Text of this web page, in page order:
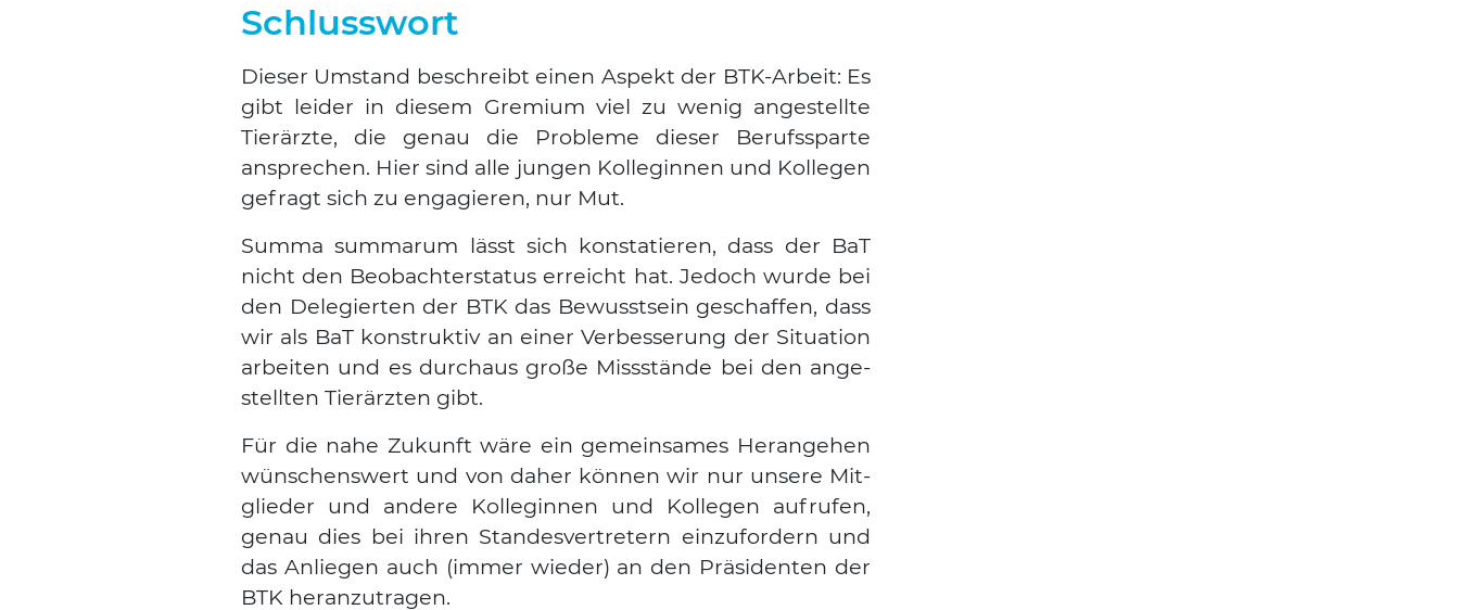
Schlusswort
Die­ser Umstand beschreibt einen Aspekt der BTK-Arbeit: Es
gibt lei­der in die­sem Gre­mi­um viel zu wenig ange­stell­te
Tier­ärz­te, die genau die Pro­ble­me die­ser Berufs­spar­te
anspre­chen. Hier sind alle jun­gen Kol­le­gin­nen und Kol­le­gen
gefragt sich zu enga­gie­ren, nur Mut.
Sum­ma sum­ma­rum lässt sich kon­sta­tie­ren, dass der BaT
nicht den Beob­ach­ter­sta­tus erreicht hat. Jedoch wur­de bei
den Dele­gier­ten der BTK das Bewusst­sein geschaf­fen, dass
wir als BaT kon­struk­tiv an einer Ver­bes­se­rung der Situa­ti­on
arbei­ten und es durch­aus gro­ße Miss­stän­de bei den ange­
stell­ten Tier­ärz­ten gibt.
Für die nahe Zukunft wäre ein gemein­sa­mes Her­an­ge­hen
wün­schens­wert und von daher kön­nen wir nur unse­re Mit­
glie­der und ande­re Kol­le­gin­nen und Kol­le­gen auf­ru­fen,
genau dies bei ihren Stan­des­ver­tre­tern ein­zu­for­dern und
das Anlie­gen auch (immer wie­der) an den Prä­si­den­ten der
BTK her­an­zu­tra­gen.